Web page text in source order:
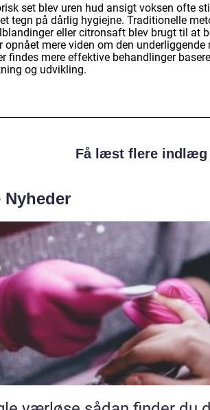
set blev uren hud ansigt voksen ofte
tegn på dårlig hygiejne. Traditionelle
eller citronsaft blev brugt til at
opnået mere viden om den
findes mere effektive behandlinger
og udvikling.
Få læst flere indlæg
Nyheder